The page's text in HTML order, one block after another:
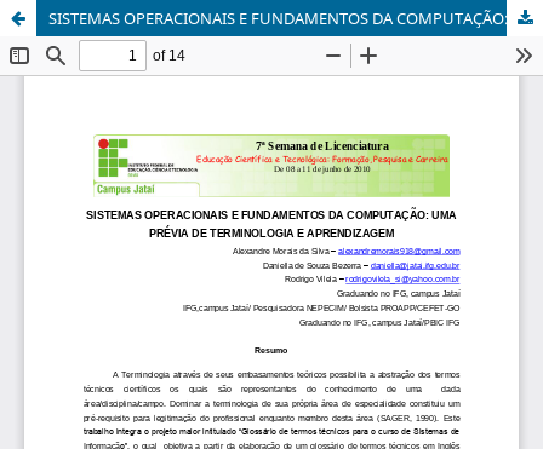
SISTEMAS OPERACIONAIS E FUNDAMENTOS DA COMPUTAÇÃO: UMA PRÉVIA DE TERMINOLOGIA E APRENDIZAGEM